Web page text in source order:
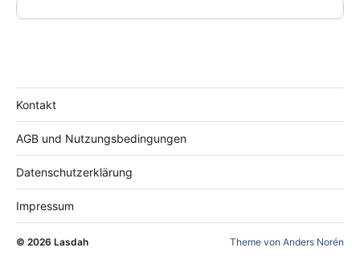
Kontakt
AGB und Nutzungsbedingungen
Datenschutzerklärung
Impressum
© 2026 Lasdah Theme von Anders Norén